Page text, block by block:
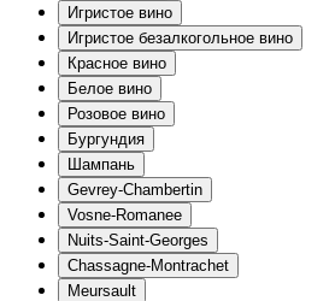
Игристое вино
Игристое безалкогольное вино
Красное вино
Белое вино
Розовое вино
Бургундия
Шампань
Gevrey-Chambertin
Vosne-Romanee
Nuits-Saint-Georges
Chassagne-Montrachet
Meursault